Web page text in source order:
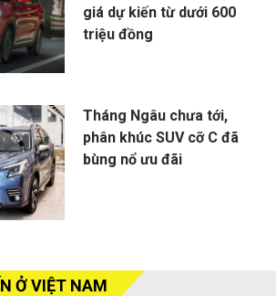
giá dự kiến từ dưới 600
triệu đồng
Tháng Ngâu chưa tới,
phân khúc SUV cỡ C đã
bùng nổ ưu đãi
Ở VIỆT NAM